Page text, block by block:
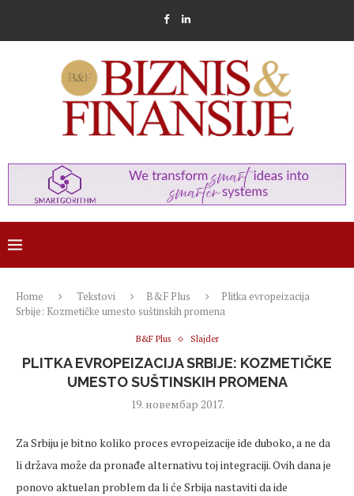
Home Tekstovi B&F Plus
Plitka evropeizacija
Srbije: Kozmetičke umesto suštinskih promena
B&F Plus Slajder
PLITKA EVROPEIZACIJA SRBIJE: KOZMETIČKE
UMESTO SUŠTINSKIH PROMENA
19. новембар 2017.
Za Srbiju je bitno koliko proces evropeizacije ide duboko, a ne da
li država može da pronađe alternativu toj integraciji. Ovih dana je
ponovo aktuelan problem da li će Srbija nastaviti da ide